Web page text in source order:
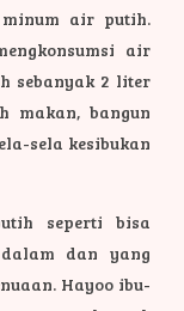
air putih.
air
sebanyak 2 liter
makan, bangun
sela kesibukan
seperti bisa
dan yang
Hayoo ibu-